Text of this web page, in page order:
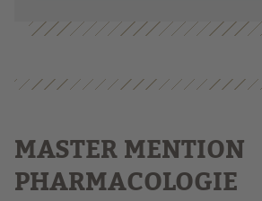
MASTER MENTION
PHARMACOLOGIE